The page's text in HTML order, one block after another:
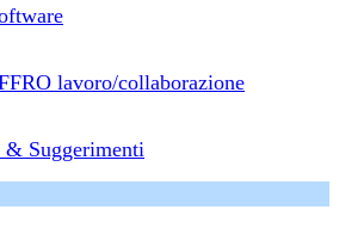
lavoro/collaborazione
& Suggerimenti